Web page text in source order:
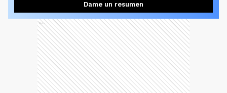
Dame un resumen
Ads